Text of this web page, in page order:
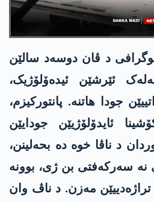
د ڤان دوسەد سالێن
ئێرشێن ئیدەۆلۆژیک،
جودا ھاتنە. پانتورکیزم،
ئایدۆلۆژیێن جودایێن
د ناڤا خوە دە بحەلینن،
سەرکەفتی بن ژی، بوونە
مەزن. د ناڤ وان